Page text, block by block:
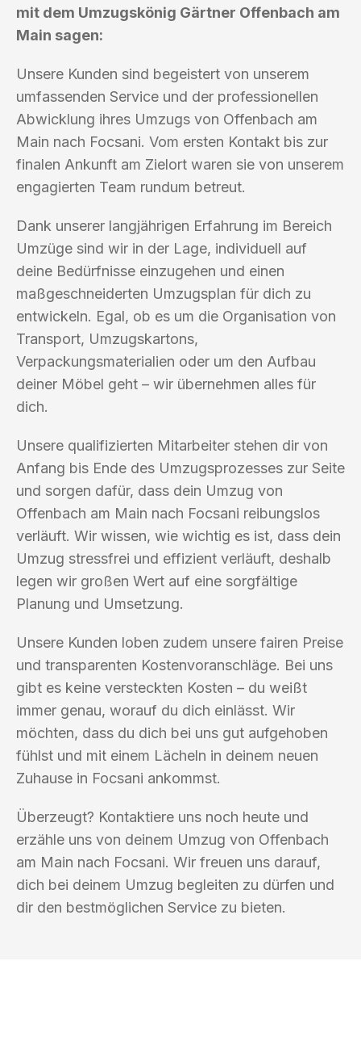
mit dem Umzugskönig Gärtner Offenbach am
Main sagen:
Unsere Kunden sind begeistert von unserem
umfassenden Service und der professionellen
Abwicklung ihres Umzugs von Offenbach am
Main nach Focsani. Vom ersten Kontakt bis zur
finalen Ankunft am Zielort waren sie von unserem
engagierten Team rundum betreut.
Dank unserer langjährigen Erfahrung im Bereich
Umzüge sind wir in der Lage, individuell auf
deine Bedürfnisse einzugehen und einen
maßgeschneiderten Umzugsplan für dich zu
entwickeln. Egal, ob es um die Organisation von
Transport, Umzugskartons,
Verpackungsmaterialien oder um den Aufbau
deiner Möbel geht – wir übernehmen alles für
dich.
Unsere qualifizierten Mitarbeiter stehen dir von
Anfang bis Ende des Umzugsprozesses zur Seite
und sorgen dafür, dass dein Umzug von
Offenbach am Main nach Focsani reibungslos
verläuft. Wir wissen, wie wichtig es ist, dass dein
Umzug stressfrei und effizient verläuft, deshalb
legen wir großen Wert auf eine sorgfältige
Planung und Umsetzung.
Unsere Kunden loben zudem unsere fairen Preise
und transparenten Kostenvoranschläge. Bei uns
gibt es keine versteckten Kosten – du weißt
immer genau, worauf du dich einlässt. Wir
möchten, dass du dich bei uns gut aufgehoben
fühlst und mit einem Lächeln in deinem neuen
Zuhause in Focsani ankommst.
Überzeugt? Kontaktiere uns noch heute und
erzähle uns von deinem Umzug von Offenbach
am Main nach Focsani. Wir freuen uns darauf,
dich bei deinem Umzug begleiten zu dürfen und
dir den bestmöglichen Service zu bieten.